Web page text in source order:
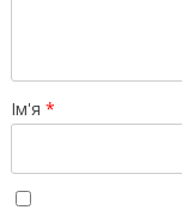
Ім'я *